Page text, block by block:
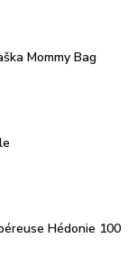
Mommy Bag
Hédonie 100